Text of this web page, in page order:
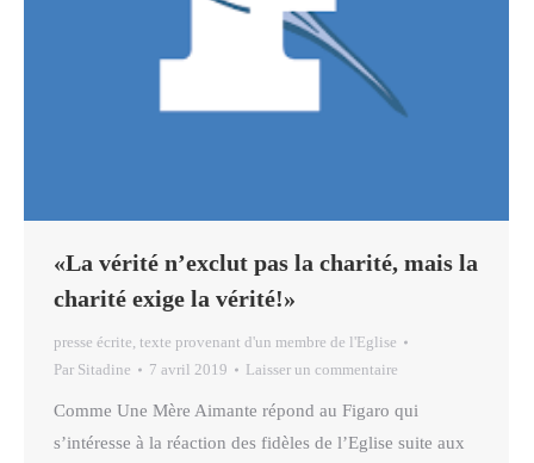
«La vérité n’exclut pas la charité, mais la
charité exige la vérité!»
presse écrite, texte provenant d'un membre de l'Eglise
Par Sitadine 7 avril 2019 Laisser un commentaire
Comme Une Mère Aimante répond au Figaro qui
s’intéresse à la réaction des fidèles de l’Eglise suite aux